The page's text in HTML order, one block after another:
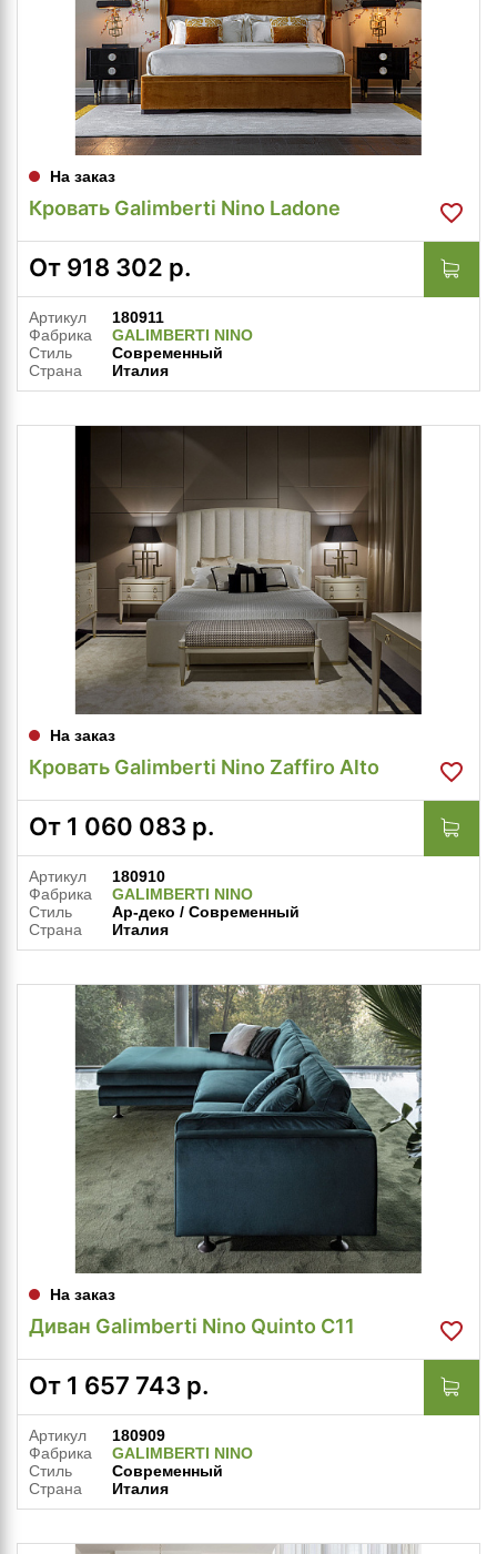
На заказ
Кровать Galimberti Nino Ladone
От 918 302 р.
Артикул
180911
Фабрика
GALIMBERTI NINO
Стиль
Современный
Страна
Италия
На заказ
Кровать Galimberti Nino Zaffiro Alto
От 1 060 083 р.
Артикул
180910
Фабрика
GALIMBERTI NINO
Стиль
Ар-деко / Современный
Страна
Италия
На заказ
Диван Galimberti Nino Quinto C11
От 1 657 743 р.
Артикул
180909
Фабрика
GALIMBERTI NINO
Стиль
Современный
Страна
Италия